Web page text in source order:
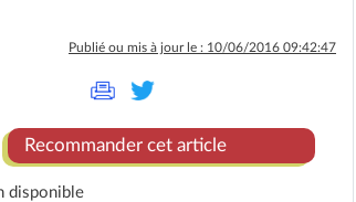
Publié ou mis à jour le : 10/06/2016 09:42:47
Recommander cet article
disponible